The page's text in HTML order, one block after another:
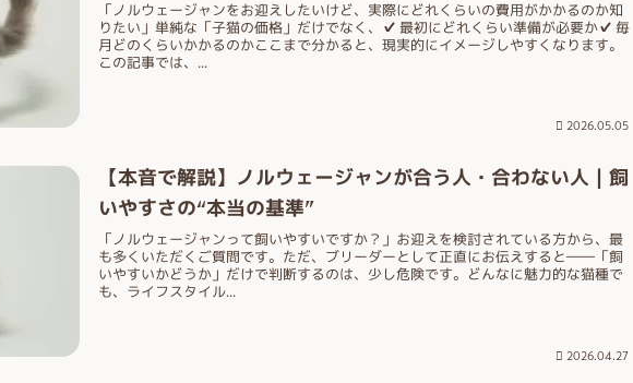
「ノルウェージャンをお迎えしたいけど、実際にどれくらいの費用がかかるのか知
りたい」単純な「子猫の価格」だけでなく、✔ 最初にどれくらい準備が必要か✔ 毎
月どのくらいかかるのかここまで分かると、現実的にイメージしやすくなります。
この記事では、...
2026.05.05
【本音で解説】ノルウェージャンが合う人・合わない人｜飼
いやすさの“本当の基準”
「ノルウェージャンって飼いやすいですか？」お迎えを検討されている方から、最
も多くいただくご質問です。ただ、ブリーダーとして正直にお伝えすると――「飼
いやすいかどうか」だけで判断するのは、少し危険です。どんなに魅力的な猫種で
も、ライフスタイル...
2026.04.27